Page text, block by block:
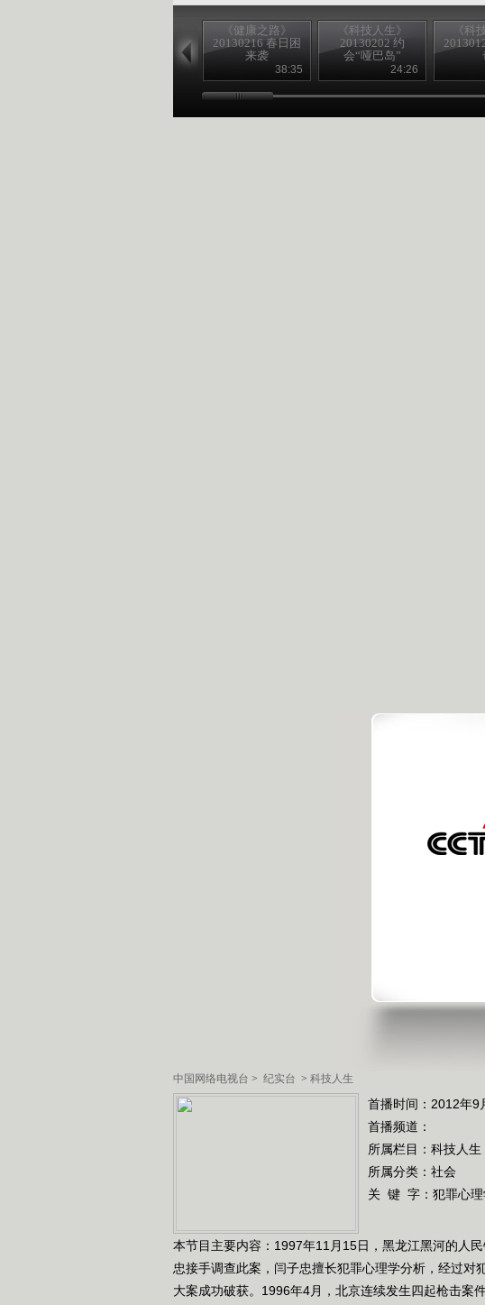
中国网络电视台 > 纪实台 > 科技人生
《健康之路》
20130216 春日困
来袭
38:35
《科技人生》
20130202 约
会“哑巴岛”
24:26
《科
首播时间：2012年9
首播频道：
所属栏目： 科技人生
所属分类：社会
关 键 字： 犯罪心
本节目主要内容：1997年11月15日，黑龙江黑河的人
忠接手调查此案，闫子忠擅长犯罪心理学分析，经过对
大案成功破获。1996年4月，北京连续发生四起枪击案